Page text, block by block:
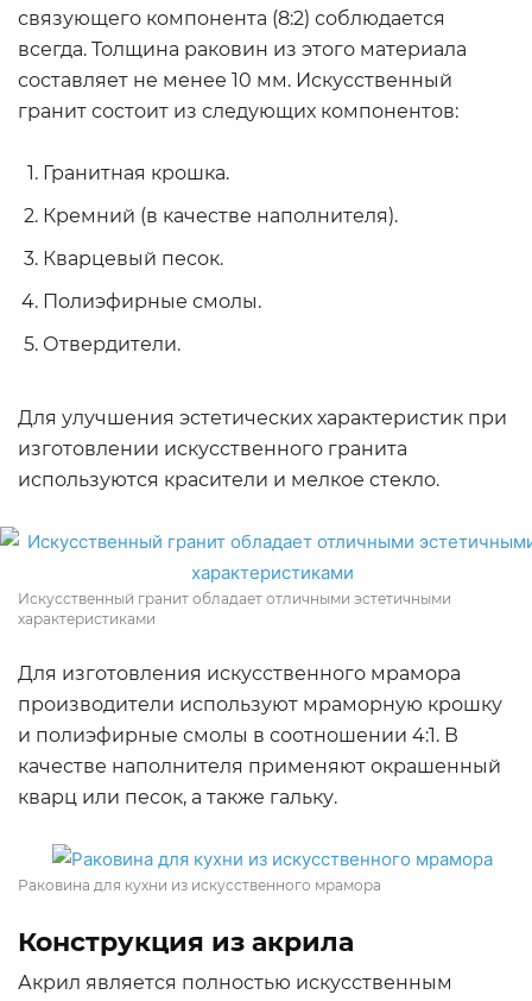
связующего компонента (8:2) соблюдается
всегда. Толщина раковин из этого материала
составляет не менее 10 мм. Искусственный
гранит состоит из следующих компонентов:
Гранитная крошка.
Кремний (в качестве наполнителя).
Кварцевый песок.
Полиэфирные смолы.
Отвердители.
Для улучшения эстетических характеристик при
изготовлении искусственного гранита
используются красители и мелкое стекло.
Искусственный гранит обладает отличными эстетичными
характеристиками
Для изготовления искусственного мрамора
производители используют мраморную крошку
и полиэфирные смолы в соотношении 4:1. В
качестве наполнителя применяют окрашенный
кварц или песок, а также гальку.
Раковина для кухни из искусственного мрамора
Конструкция из акрила
Акрил является полностью искусственным